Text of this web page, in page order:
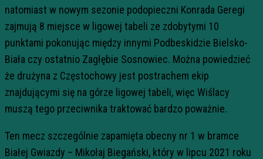
natomiast w nowym sezonie podopieczni Konrada Geregi
zajmują 8 miejsce w ligowej tabeli ze zdobytymi 10
punktami pokonując między innymi Podbeskidzie Bielsko-
Biała czy ostatnio Zagłębie Sosnowiec. Można powiedzieć
że drużyna z Częstochowy jest postrachem ekip
znajdującymi się na górze ligowej tabeli, więc Wiślacy
muszą tego przeciwnika traktować bardzo poważnie.
Ten mecz szczególnie zapamięta obecny nr 1 w bramce
Białej Gwiazdy – Mikołaj Biegański, który w lipcu 2021 roku